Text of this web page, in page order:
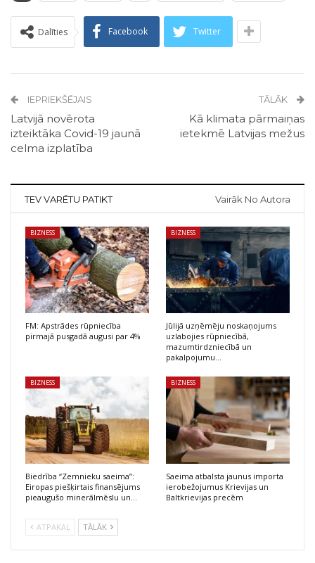
Dalīties Facebook Twitter
IEPRIEKŠĒJAIS
Latvijā novērota
izteiktāka Covid-19 jaunā
celma izplatība
TĀLĀK
Kā klimata pārmaiņas
ietekmē Latvijas mežus
TEV VARĒTU PATIKT Vairāk No Autora
BIZNESS
FM: Apstrādes rūpniecība
pirmajā pusgadā augusi par 4%
BIZNESS
Jūlijā uzņēmēju noskaņojums
uzlabojies rūpniecībā,
mazumtirdzniecībā un
pakalpojumu…
BIZNESS
Biedrība “Zemnieku saeima”:
Eiropas piešķirtais finansējums
pieaugušo minerālmēslu un…
BIZNESS
Saeima atbalsta jaunus importa
ierobežojumus Krievijas un
Baltkrievijas precēm
ATPAKAĻ TĀLĀK